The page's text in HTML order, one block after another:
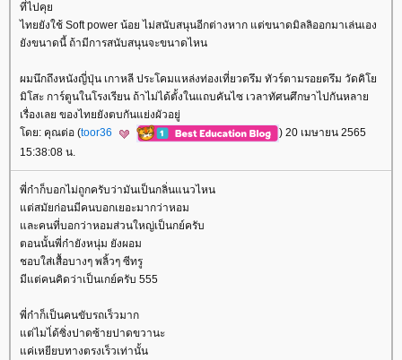
ที่ไปคุ
ไทยยังใช้ Soft power น้อย ไม่สนับสนุนอีกต่างหาก แต่ขนาดมิลลิออกมาเล่นเอง
ังขนาดนี้ ถ้ามีการสนับสนุนจะขนาดไหน
ผมนึกถึงหนังญี่ปุ่น เกาหลี ประโคมแหล่งท่องเที่ยวตรึม ทัวร์ตามรอยตรึม วัดคิ
มิโสะ การ์ตูนในโรงเรียน ถ้าไม่ได้ตั้งในแถบคันไซ เวลาทัศนศึกษาไปกันหลา
เรื่องเลย ของไทยยังตบกันแย่งผัวอยู่
ดย: คุณต่อ (toor36
) 20 เมษายน 2565
15:38:08 น.
พี่ก๋าก็บอกไม่ถูกครับว่ามันเป็นกลิ่นแนวไหน
ต่สมัยก่อนมีคนบอกเยอะมากว่าหอม
ละคนที่บอกว่าหอมส่วนใหญ่เป็นกย์ครับ
ตอนนั้นพี่ก๋ายังหนุ่ม ยังผอม
ชอบใส่เสื้อบางๆ พลิ้วๆ ซีทรู
มีแต่คนคิดว่าเป็นเกย์ครับ 555
พี่ก๋าก็เป็นคนขับรถเร็วมาก
ต่ไมไ่ด้ซิ่งปาดซ้ายปาดขวานะ
ค่เหยียบทางตรงเร็วเท่านั้น